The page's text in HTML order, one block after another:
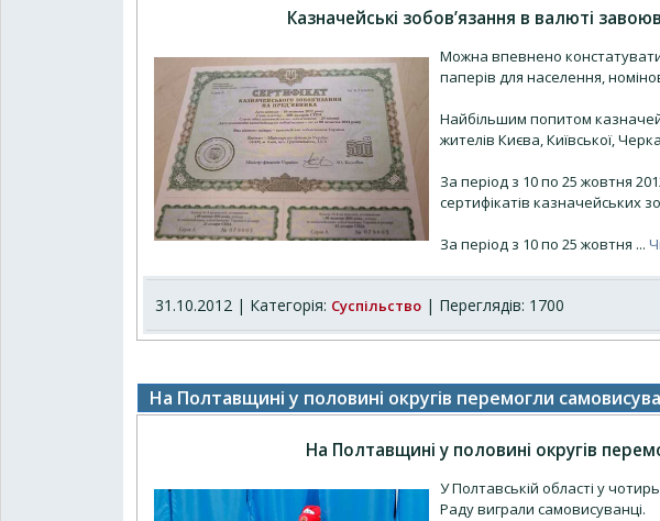
Казначейські зобов’язання в валюті
Можна впевнено
паперів для населення,
Найбільшим попитом
жителів Києва, Київської,
За період з 10 по 25 жовтня
сертифікатів казначейських
За період з 10 по 25 жовтня ...
31.10.2012 | Категорія: Суспільство | Переглядів: 1700
На Полтавщині у половині округів перемогли
На Полтавщині у половині округів
У Полтавській області у
Раду виграли самовисуванці.